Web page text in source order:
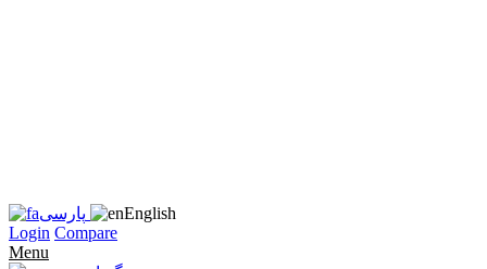
پارسی
English
Login Compare
Menu